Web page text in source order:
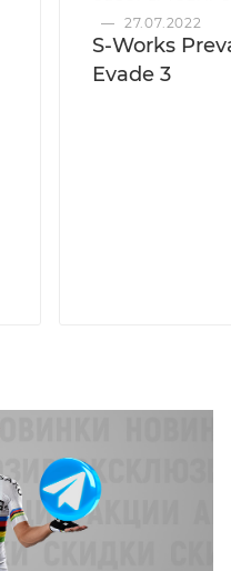
— 27.07.2022
S-Works
Evade 3